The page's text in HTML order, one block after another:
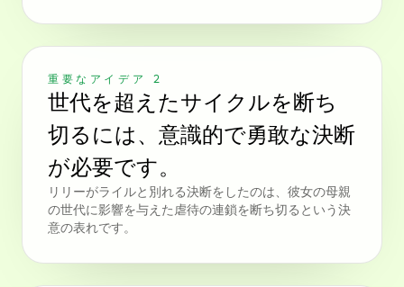
重要なアイデア 2
世代を超えたサイクルを断ち
切るには、意識的で勇敢な決断
が必要です。
リリーがライルと別れる決断をしたのは、彼女の母親
の世代に影響を与えた虐待の連鎖を断ち切るという決
意の表れです。